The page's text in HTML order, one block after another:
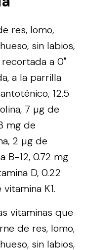
res, lomo,
sin labios,
a 0"
a la parrilla
12.5
7 µg de
mg de
2 µg de
B-12, 0.72 mg
D, 0.22
K1.
vitaminas que
de res, lomo,
sin labios,